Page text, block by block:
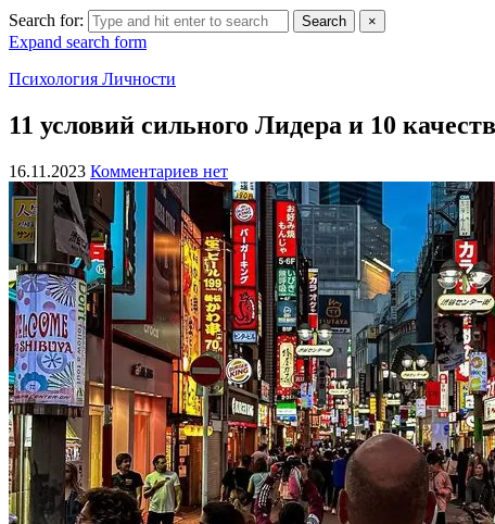
Search for: Search ×
Expand search form
Психология Личности
11 условий сильного Лидера и 10
16.11.2023 Комментариев нет